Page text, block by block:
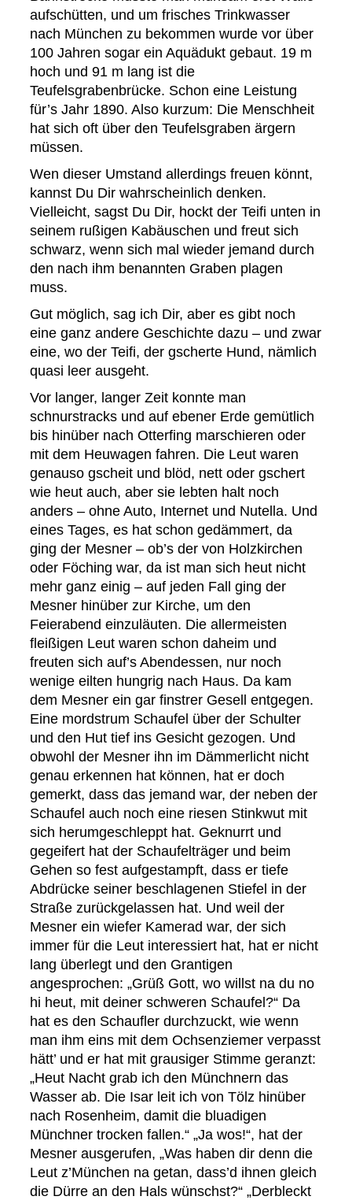
aufschütten, und um frisches Trinkwasser
nach München zu bekommen wurde vor über
100 Jahren sogar ein Aquädukt gebaut. 19 m
hoch und 91 m lang ist die
Teufelsgrabenbrücke. Schon eine Leistung
für’s Jahr 1890. Also kurzum: Die Menschheit
hat sich oft über den Teufelsgraben ärgern
müssen.
Wen dieser Umstand allerdings freuen könnt,
kannst Du Dir wahrscheinlich denken.
Vielleicht, sagst Du Dir, hockt der Teifi unten in
seinem rußigen Kabäuschen und freut sich
schwarz, wenn sich mal wieder jemand durch
den nach ihm benannten Graben plagen
muss.
Gut möglich, sag ich Dir, aber es gibt noch
eine ganz andere Geschichte dazu – und zwar
eine, wo der Teifi, der gscherte Hund, nämlich
quasi leer ausgeht.
Vor langer, langer Zeit konnte man
schnurstracks und auf ebener Erde gemütlich
bis hinüber nach Otterfing marschieren oder
mit dem Heuwagen fahren. Die Leut waren
genauso gscheit und blöd, nett oder gschert
wie heut auch, aber sie lebten halt noch
anders – ohne Auto, Internet und Nutella. Und
eines Tages, es hat schon gedämmert, da
ging der Mesner – ob’s der von Holzkirchen
oder Föching war, da ist man sich heut nicht
mehr ganz einig – auf jeden Fall ging der
Mesner hinüber zur Kirche, um den
Feierabend einzuläuten. Die allermeisten
fleißigen Leut waren schon daheim und
freuten sich auf’s Abendessen, nur noch
wenige eilten hungrig nach Haus. Da kam
dem Mesner ein gar finstrer Gesell entgegen.
Eine mordstrum Schaufel über der Schulter
und den Hut tief ins Gesicht gezogen. Und
obwohl der Mesner ihn im Dämmerlicht nicht
genau erkennen hat können, hat er doch
gemerkt, dass das jemand war, der neben der
Schaufel auch noch eine riesen Stinkwut mit
sich herumgeschleppt hat. Geknurrt und
gegeifert hat der Schaufelträger und beim
Gehen so fest aufgestampft, dass er tiefe
Abdrücke seiner beschlagenen Stiefel in der
Straße zurückgelassen hat. Und weil der
Mesner ein wiefer Kamerad war, der sich
immer für die Leut interessiert hat, hat er nicht
lang überlegt und den Grantigen
angesprochen: „Grüß Gott, wo willst na du no
hi heut, mit deiner schweren Schaufel?“ Da
hat es den Schaufler durchzuckt, wie wenn
man ihm eins mit dem Ochsenziemer verpasst
hätt’ und er hat mit grausiger Stimme geranzt:
„Heut Nacht grab ich den Münchnern das
Wasser ab. Die Isar leit ich von Tölz hinüber
nach Rosenheim, damit die bluadigen
Münchner trocken fallen.“ „Ja wos!“, hat der
Mesner ausgerufen, „Was haben dir denn die
Leut z’München na getan, dass’d ihnen gleich
die Dürre an den Hals wünschst?“ „Derbleckt